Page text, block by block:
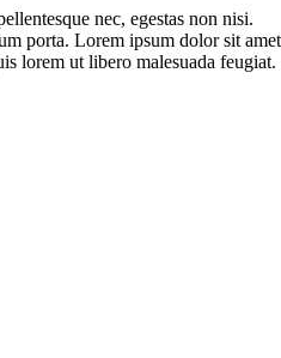
nec, egestas non nisi.
porta. Lorem ipsum dolor sit
lorem ut libero malesuada feugiat.